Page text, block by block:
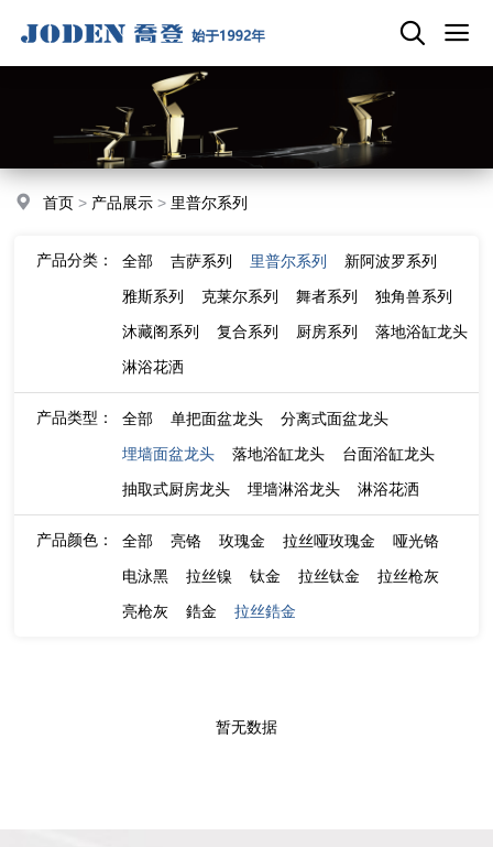
首页 > 产品展示 > 里普尔系列
产品分类： 全部 吉萨系列 里普尔系列
新阿波罗系列
雅斯系列
克莱尔系列 舞者系列
独角兽系列
沐藏阁系列
复合系列 厨房系列
落地浴缸龙头
淋浴花洒
产品类型： 全部 单把面盆龙头
分离式面盆龙头
埋墙面盆龙头
落地浴缸龙头
台面浴缸龙头
抽取式厨房龙头
埋墙淋浴龙头 淋浴花洒
产品颜色： 全部 亮铬 玫瑰金 拉丝哑玫瑰金
哑光铬
电泳黑
拉丝镍 钛金 拉丝钛金
拉丝枪灰
亮枪灰
鋯金 拉丝鋯金
暂无数据